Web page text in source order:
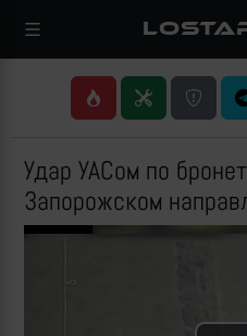
Удар УАСом по
Запорожском